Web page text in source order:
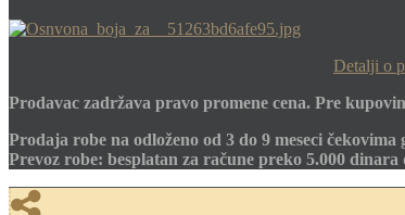
Detalji o
Prodavac zadržava pravo promene cena. Pre
Prodaja robe na odloženo od 3 do 9 meseci
Prevoz robe: besplatan za račune preko 5.000